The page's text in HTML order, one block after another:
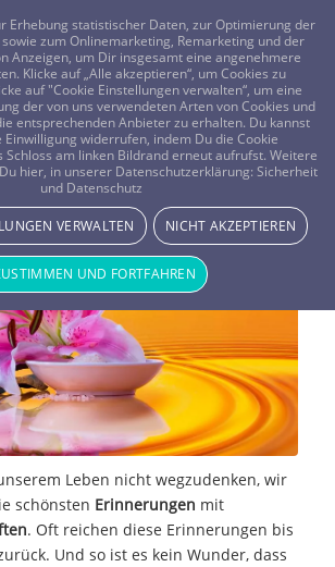
KOSTENLOS ANRUFEN: 0800-8478266
lösen ätherische
warum?
Leben nicht wegzudenken, wir
schönsten Erinnerungen mit
. Oft reichen diese Erinnerungen bis
Und so ist es kein Wunder, dass
Erhebung statistischer Daten, zur Optimierung der
zum Onlinemarketing, Remarketing und der
Anzeigen, um Dir insgesamt eine angenehmere
Klicke auf „Alle akzeptieren“, um Cookies zu
auf "Cookie Einstellungen verwalten“, um eine
der von uns verwendeten Arten von Cookies und
entsprechenden Anbieter zu erhalten. Du kannst
Einwilligung widerrufen, indem Du die Cookie
Schloss am linken Bildrand erneut aufrufst. Weitere
hier, in unserer Datenschutzerklärung: Sicherheit
und Datenschutz
VERWALTEN NICHT AKZEPTIEREN
UND FORTFAHREN